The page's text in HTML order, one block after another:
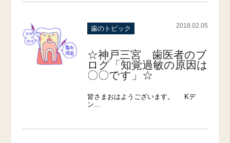
歯のトピック 2018.02.05
☆神戸三宮 歯医者のブ
ログ「知覚過敏の原因は
〇〇です」☆
皆さまおはようございます。 Kデ
ン...